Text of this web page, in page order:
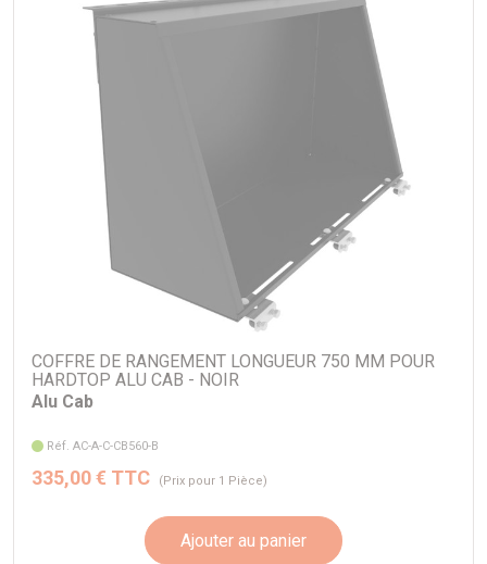
Finition noir alu strié
La charge statique est de 400 kg
La charge dynamique est de 200 kg
COFFRE DE RANGEMENT LONGUEUR 750 MM POUR
HARDTOP ALU CAB - NOIR
Alu Cab
Réf. AC-A-C-CB560-B
335,00 € TTC (Prix pour 1 Pièce)
Ajouter au panier